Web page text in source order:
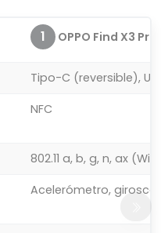
1 OPPO Find X3 Pro
Tipo-C (reversible),
NFC
802.11 a, b, g, n, ax
Acelerómetro,